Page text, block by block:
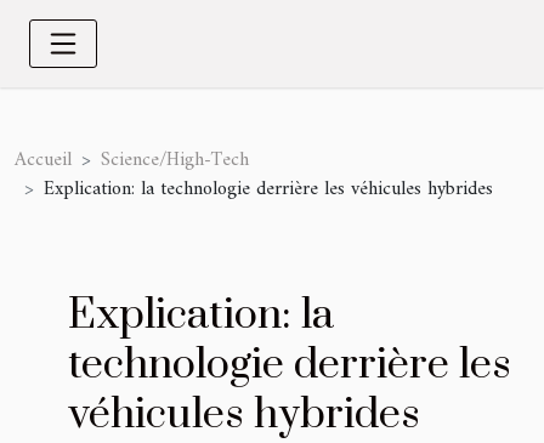
Accueil
Science/High-Tech
Explication: la technologie derrière les véhicules hybrides
Explication: la
technologie derrière les
véhicules hybrides